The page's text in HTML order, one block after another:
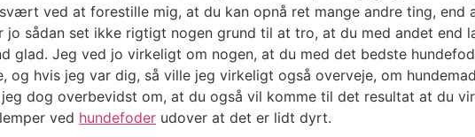
ved at forestille mig, at du kan opnå ret mange andre ting, end
sådan set ikke rigtigt nogen grund til at tro, at du med andet end
glad. Jeg ved jo virkeligt om nogen, at du med det bedste
hvis jeg var dig, så ville jeg virkeligt også overveje, om
dog overbevidst om, at du også vil komme til det resultat at du
ved hundefoder udover at det er lidt dyrt.